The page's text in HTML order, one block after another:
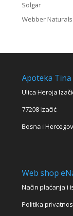
Solgar
Webber Naturals
Apoteka Tina
Ulica Heroja
77208 Izačić
Bosna i
Web shop
Način plaćanja i
Politika